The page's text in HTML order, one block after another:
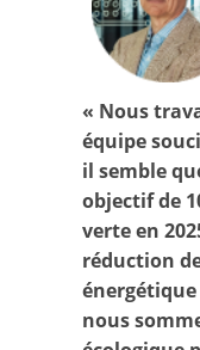
« Nous
équipe
il semble
objectif de
verte en
réduction
nous